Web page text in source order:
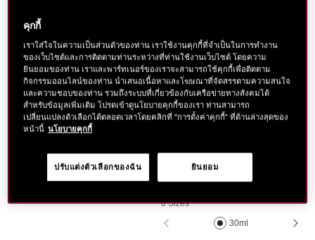
ULTIMUNE
Concentrate
ULTIMUNE
Power Infusing Serum
6 Sizes
30ml
คุกกี้
เราใส่ใจในความเป็นส่วนตัวของท่าน เราใช้งานคุกกี้ที่จำเป็นในการทำงาน
ของเว็บไซต์และการติดตามท่านระหว่างที่ท่านใช้งานเว็บไซต์ โดยความ
ยินยอมของท่าน เราและพาร์ทเนอร์ของเราจะสามารถใช้คุกกี้เพื่อติดตาม
กิจกรรมออนไลน์ของท่าน นำเสนอเนื้อหาและโฆษณาที่จัดสรรตามความสนใจ
และความชอบของท่าน รวมถึงระบบที่เกี่ยวข้องกับเครือข่ายทางสังคมได้
สำหรับข้อมูลเพิ่มเติม โปรดเข้าดูนโยบายคุกกี้ของเรา ท่านสามารถ
เปลี่ยนแปลงตัวเลือกได้ตลอดเวลาโดยคลิกที่ "การตั้งค่าคุกกี้" ที่ด้านล่างสุดของ
หน้านี้ นโยบายคุกกี้
ยินยอม
ปรับแต่งตัวเลือกของฉัน